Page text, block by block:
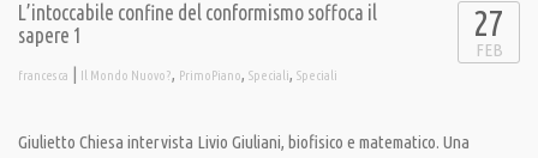
L’intoccabile confine del conformismo soffoca il
sapere 1
francesca | Il Mondo Nuovo?, PrimoPiano, Speciali, Speciali
27
FEB
Giulietto Chiesa intervista Livio Giuliani, biofisico e matematico. Una